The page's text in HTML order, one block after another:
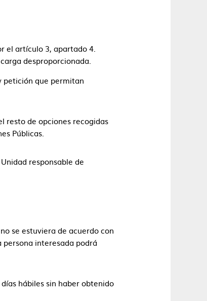
el artículo 3, apartado 4.
desproporcionada.
petición que permitan
resto de opciones recogidas
Públicas.
responsable de
se estuviera de acuerdo con
interesada podrá
hábiles sin haber obtenido